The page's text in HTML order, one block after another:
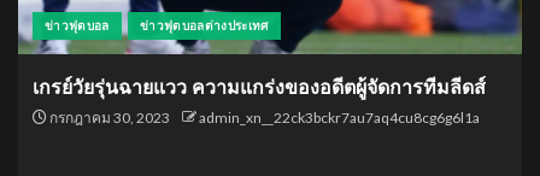
ข่าวฟุตบอล ข่าวฟุตบอลต่างประเทศ
เกรย์วัยรุ่นฉายแวว ความแกร่งของอดีตผู้จัดการทีมลีดส์
กรกฎาคม 30, 2023 admin_xn__22ck3bckr7au7aq4cu8cg6g6l1a